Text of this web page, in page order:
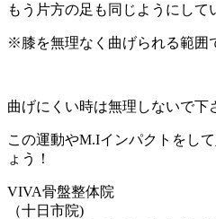
もう片方の足も同じようにして
※膝を無理なく曲げられる範囲
曲げにくい時は無理しないで下
この運動やM.Iインパクトをし
ょう！
VIVA骨盤整体院
（十日市院)